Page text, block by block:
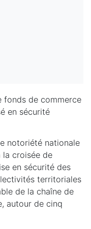
fonds de commerce
en sécurité
notoriété nationale
la croisée de
en sécurité des
territoriales
de la chaîne de
autour de cinq